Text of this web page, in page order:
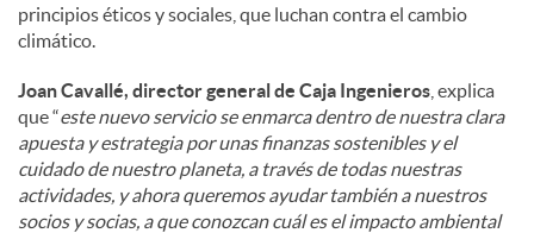
principios éticos y sociales, que luchan contra el cambio
climático.
Joan Cavallé, director general de Caja Ingenieros , explica
que “este nuevo servicio se enmarca dentro de nuestra clara
apuesta y estrategia por unas finanzas sostenibles y el
cuidado de nuestro planeta, a través de todas nuestras
actividades, y ahora queremos ayudar también a nuestros
socios y socias, a que conozcan cuál es el impacto ambiental